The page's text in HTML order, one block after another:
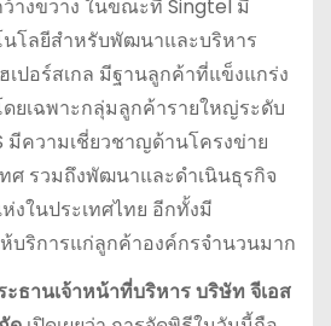
างขวาง ในขณะที่ Singtel มี
โลยีสำหรับพัฒนาและบริหาร
เปอร์สเกล มีฐานลูกค้าที่แข็งแกร่ง
ยเฉพาะกลุ่มลูกค้ารายใหญ่ระดับ
มีความเชี่ยวชาญด้านโครงข่าย
ศ รวมถึงพัฒนาและดำเนินธุรกิจ
งในประเทศไทย อีกทั้งมี
บริการแก่ลูกค้าองค์กรจำนวนมาก
ธานเจ้าหน้าที่บริหาร บริษัท จีเอส